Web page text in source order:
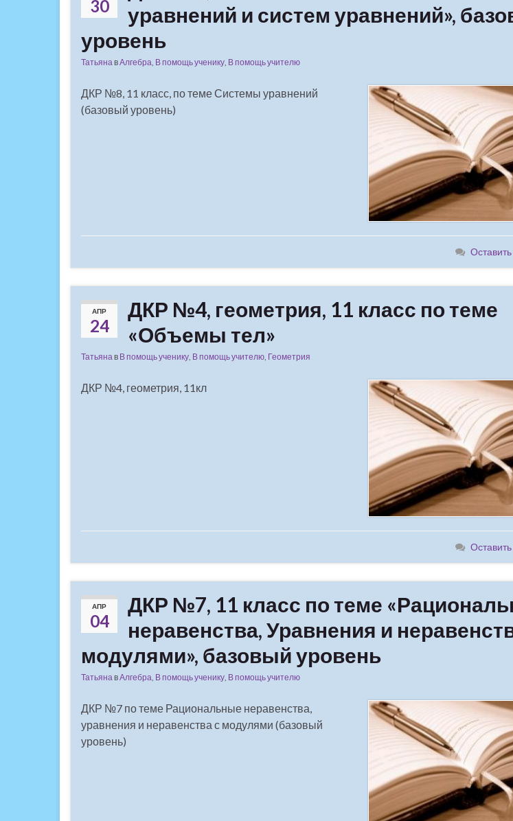
30
уравнений и систем уравнений»,
уровень
Татьяна вАлгебра В помощь ученику В помощь учителю
ДКР №8, 11 класс, по теме Системы уравнений
(базовый уровень)
АПР
24
ДКР №4, геометрия, 11 класс по теме
«Объемы тел»
Татьянав В помощь ученику, В помощь учителю, Геометрия
ДКР №4, геометрия, 11кл
АПР
04
ДКР №7, 11 класс по теме
неравенства, Уравнения и
модулями», базовый уровень
ТатьянавАлгебра, В помощь ученику, В помощь учителю
ДКР №7 по теме Рациональные неравенства,
уравнения и неравенства с модулями (базовый
уровень)